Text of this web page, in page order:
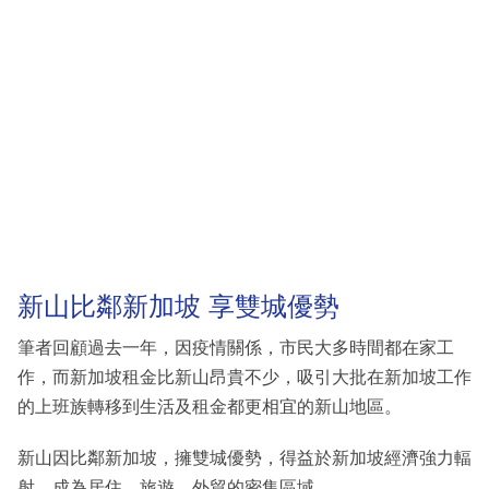
新山比鄰新加坡 享雙城優勢
筆者回顧過去一年，因疫情關係，市民大多時間都在家工
作，而新加坡租金比新山昂貴不少，吸引大批在新加坡工作
的上班族轉移到生活及租金都更相宜的新山地區。
新山因比鄰新加坡，擁雙城優勢，得益於新加坡經濟強力輻